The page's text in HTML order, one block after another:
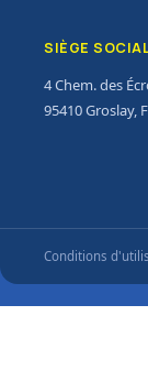
SIÈGE
4 Chem. des
95410 Groslay,
Conditions